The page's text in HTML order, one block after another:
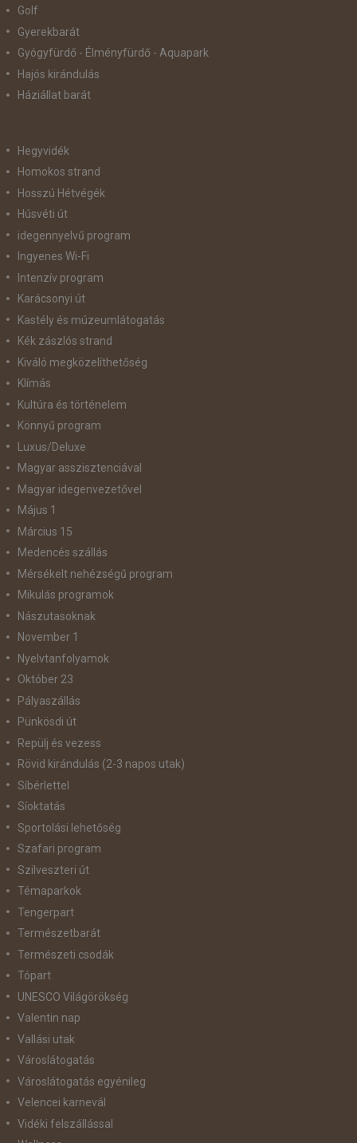
Golf
Gyerekbarát
Gyógyfürdő - Élményfürdő - Aquapark
Hajós kirándulás
Háziállat barát
Hegyvidék
Homokos strand
Hosszú Hétvégék
Húsvéti út
idegennyelvű program
Ingyenes Wi-Fi
Intenzív program
Karácsonyi út
Kastély és múzeumlátogatás
Kék zászlós strand
Kiváló megközelíthetőség
Klímás
Kultúra és történelem
Könnyű program
Luxus/Deluxe
Magyar asszisztenciával
Magyar idegenvezetővel
Május 1
Március 15
Medencés szállás
Mérsékelt nehézségű program
Mikulás programok
Nászutasoknak
November 1
Nyelvtanfolyamok
Október 23
Pályaszállás
Pünkösdi út
Repülj és vezess
Rövid kirándulás (2-3 napos utak)
Síbérlettel
Síoktatás
Sportolási lehetőség
Szafari program
Szilveszteri út
Témaparkok
Tengerpart
Természetbarát
Természeti csodák
Tópart
UNESCO Világörökség
Valentin nap
Vallási utak
Városlátogatás
Városlátogatás egyénileg
Velencei karnevál
Vidéki felszállással